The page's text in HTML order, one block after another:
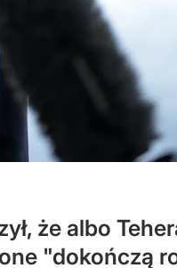
że albo
"dokończą